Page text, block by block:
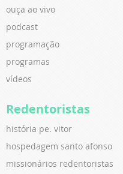
ouça ao vivo
podcast
programação
programas
vídeos
Redentoristas
história pe. vitor
hospedagem santo afonso
missionários redentoristas